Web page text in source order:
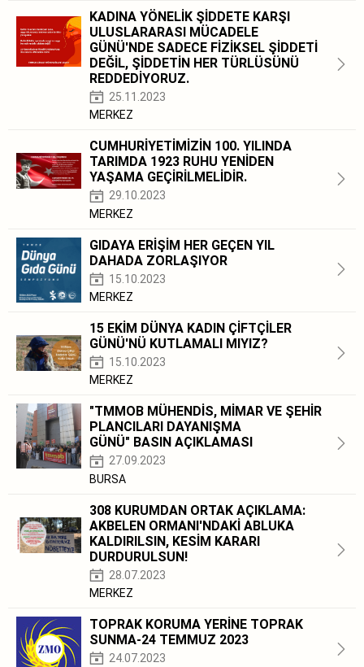
KADINA YÖNELİK ŞİDDETE KARŞI
ULUSLARARASI MÜCADELE
GÜNÜ'NDE SADECE FİZİKSEL ŞİDDETİ
DEĞİL, ŞİDDETİN HER TÜRLÜSÜNÜ
REDDEDİYORUZ.
25.11.2023
MERKEZ
CUMHURİYETİMİZİN 100. YILINDA
TARIMDA 1923 RUHU YENİDEN
YAŞAMA GEÇİRİLMELİDİR.
29.10.2023
MERKEZ
GIDAYA ERİŞİM HER GEÇEN YIL
DAHADA ZORLAŞIYOR
15.10.2023
MERKEZ
15 EKİM DÜNYA KADIN ÇİFTÇİLER
GÜNÜ'NÜ KUTLAMALI MIYIZ?
15.10.2023
MERKEZ
"TMMOB MÜHENDİS, MİMAR VE ŞEHİR
PLANCILARI DAYANIŞMA
GÜNÜ" BASIN AÇIKLAMASI
27.09.2023
BURSA
308 KURUMDAN ORTAK AÇIKLAMA:
AKBELEN ORMANI'NDAKİ ABLUKA
KALDIRILSIN, KESİM KARARI
DURDURULSUN!
28.07.2023
MERKEZ
TOPRAK KORUMA YERİNE TOPRAK
SUNMA-24 TEMMUZ 2023
24.07.2023